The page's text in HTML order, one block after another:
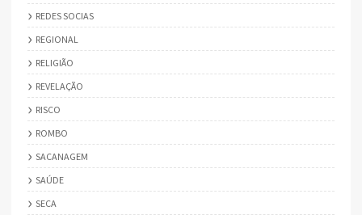
REDES SOCIAS
REGIONAL
RELIGIÃO
REVELAÇÃO
RISCO
ROMBO
SACANAGEM
SAÚDE
SECA